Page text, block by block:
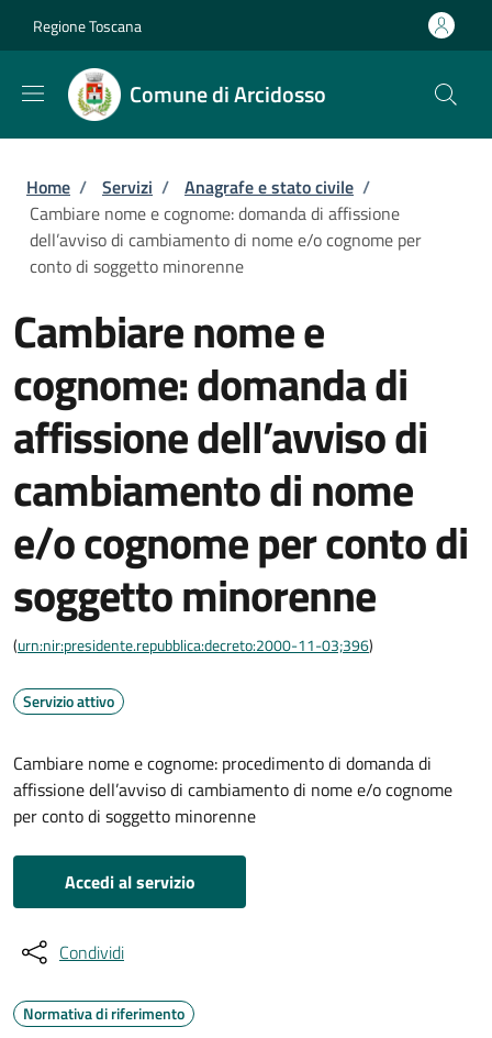
Regione Toscana
Comune di Arcidosso
Briciole di pane
Home / Servizi / Anagrafe e stato civile /
Cambiare nome e cognome: domanda di affissione
dell’avviso di cambiamento di nome e/o cognome per
conto di soggetto minorenne
Cambiare nome e
cognome: domanda di
affissione dell’avviso di
cambiamento di nome
e/o cognome per conto di
soggetto minorenne
(urn:nir:presidente.repubblica:decreto:2000-11-03;396)
Servizio attivo
Cambiare nome e cognome: procedimento di domanda di
affissione dell’avviso di cambiamento di nome e/o cognome
per conto di soggetto minorenne
Accedi al servizio
Condividi
Normativa di riferimento